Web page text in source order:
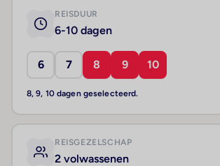
REISDUUR
6-10 dagen
6 7 8 9 10
8, 9, 10 dagen geselecteerd.
REISGEZELSCHAP
2 volwassenen